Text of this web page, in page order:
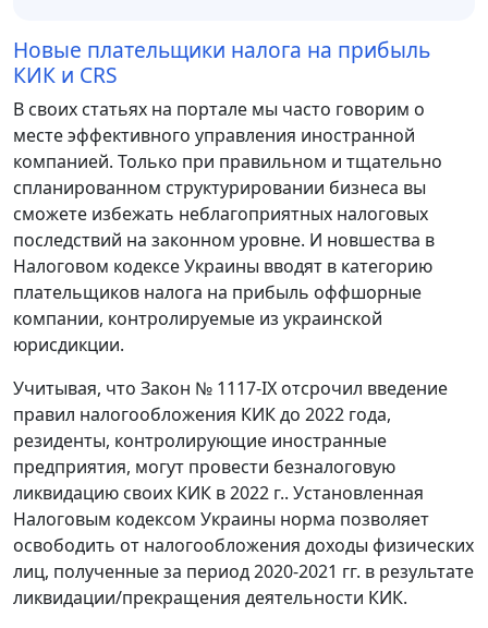
Новые плательщики налога на прибыль
КИК и CRS
В своих статьях на портале мы часто говорим о
месте эффективного управления иностранной
компанией. Только при правильном и тщательно
спланированном структурировании бизнеса вы
сможете избежать неблагоприятных налоговых
последствий на законном уровне. И новшества в
Налоговом кодексе Украины вводят в категорию
плательщиков налога на прибыль оффшорные
компании, контролируемые из украинской
юрисдикции.
Учитывая, что Закон № 1117-IX отсрочил введение
правил налогообложения КИК до 2022 года,
резиденты, контролирующие иностранные
предприятия, могут провести безналоговую
ликвидацию своих КИК в 2022 г.. Установленная
Налоговым кодексом Украины норма позволяет
освободить от налогообложения доходы физических
лиц, полученные за период 2020-2021 гг. в результате
ликвидации/прекращения деятельности КИК.